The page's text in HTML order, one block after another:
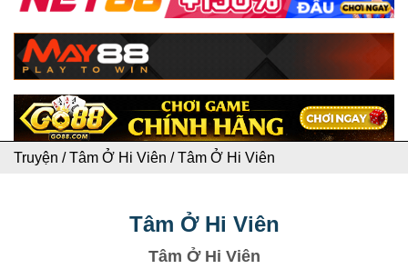
Truyện /Tâm Ở Hi Viên /Tâm Ở Hi Viên
Tâm Ở Hi Viên
Tâm Ở Hi Viên